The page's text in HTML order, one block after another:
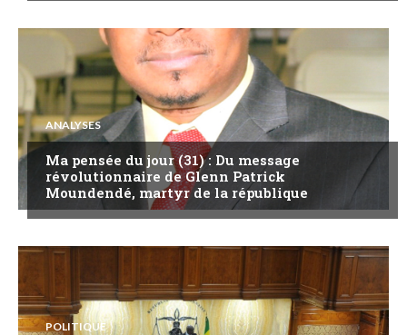
ANALYSES
Ma pensée du jour (31) : Du message
révolutionnaire de Glenn Patrick
Moundendé, martyr de la république
POLITIQUE